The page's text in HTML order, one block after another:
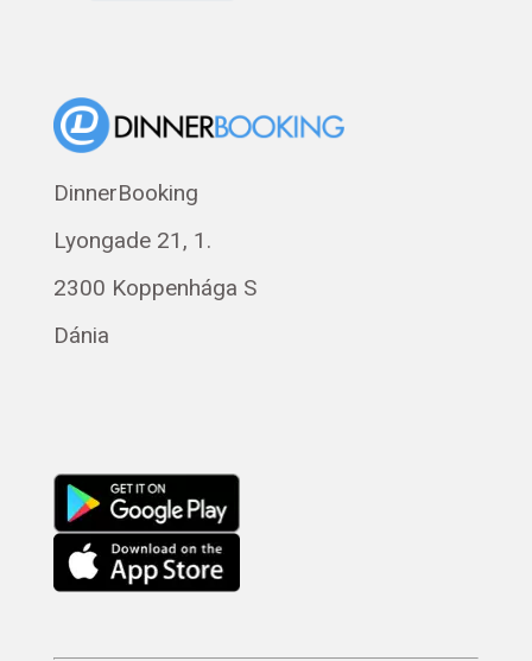
Norsk bokmål
Polski
Svenska
Français
DinnerBooking
Lyongade 21, 1.
2300 Koppenhága S
Dánia